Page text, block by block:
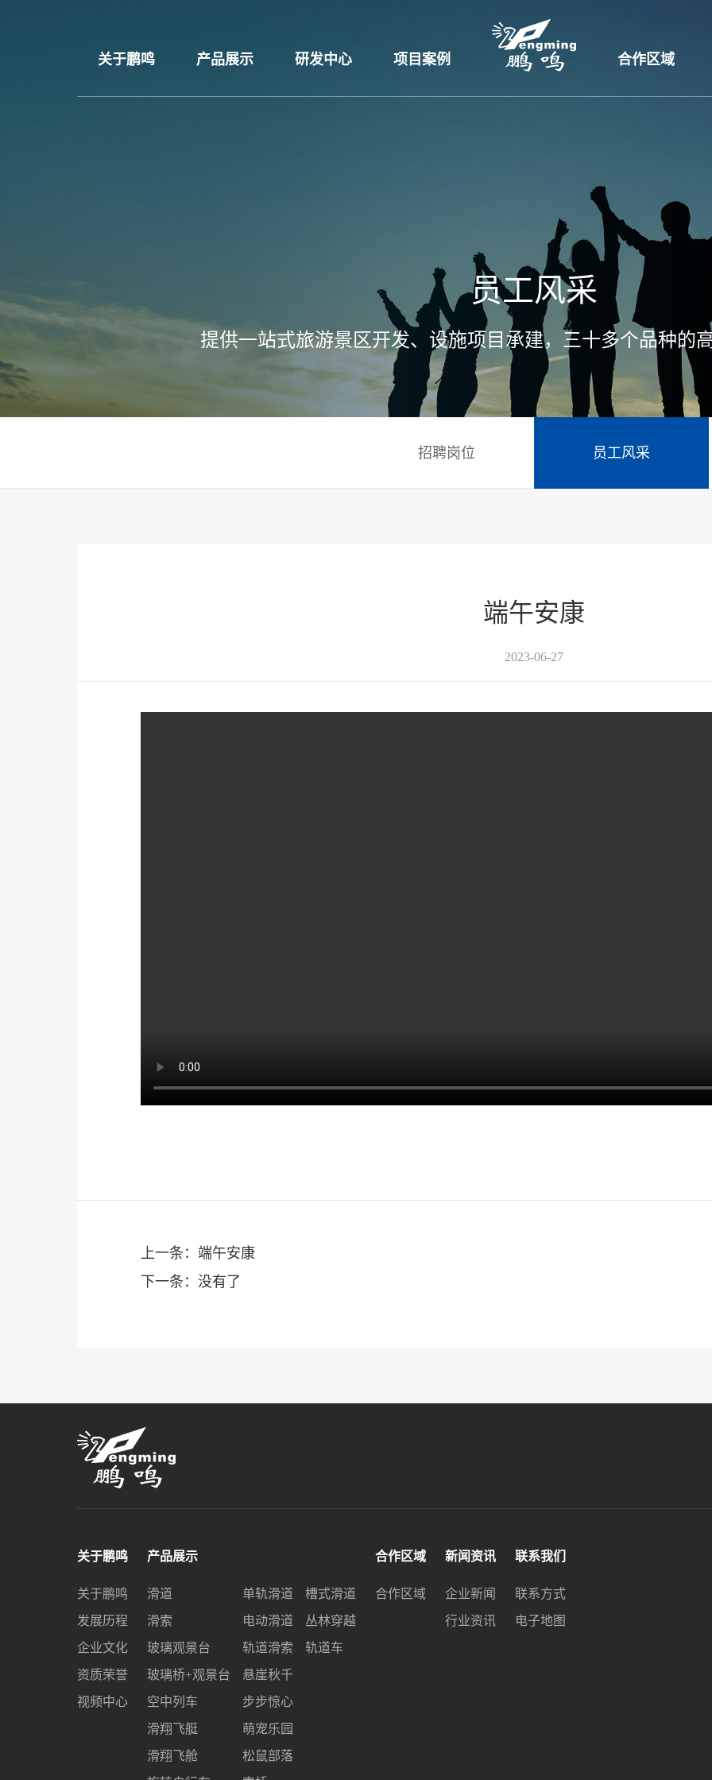
关于鹏鸣 产品展示 研发中心 项目案例 合作区域
员工风采
提供一站式旅游景区开发、设施项目承建，三十多个品种的
招聘岗位 员工风采
端午安康
2023-06-27
上一条：端午安康
下一条：没有了
关于鹏鸣
关于鹏鸣
发展历程
企业文化
资质荣誉
视频中心
产品展示
滑道
滑索
玻璃观景台
玻璃桥+观景台
空中列车
滑翔飞艇
滑翔飞舱
单轨滑道
电动滑道
轨道滑索
悬崖秋千
步步惊心
萌宠乐园
松鼠部落
槽式滑道
丛林穿越
轨道车
合作区域
合作区域
新闻资讯
企业新闻
行业资讯
联系我们
联系方式
电子地图